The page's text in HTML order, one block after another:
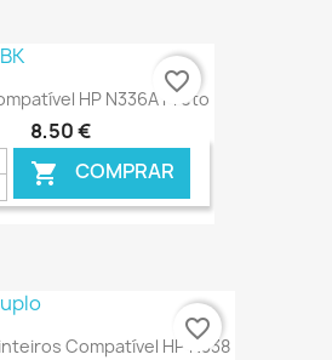
€ ONLINE
HP N336A Preto
8,50 €
 COMPRAR
€ ONLINE
favorite_border
Compatível HP N338
favorite_border